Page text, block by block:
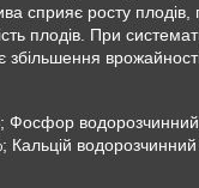
сприяє росту плодів,
плодів. При
збільшення
Фосфор
Кальцій водорозчинний